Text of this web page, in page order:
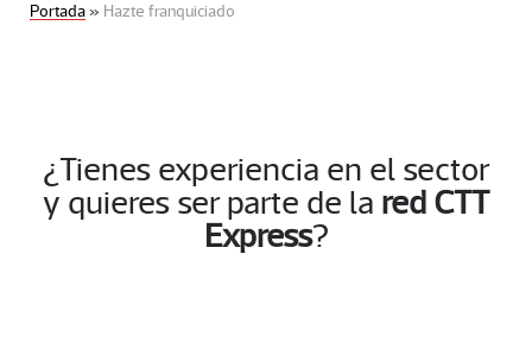
Portada» Hazte franquiciado
¿Tienes experiencia en el sector
y quieres ser parte de la red CTT
Express?